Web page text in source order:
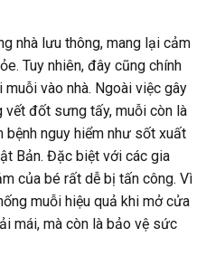
nhà lưu thông, mang lại cảm
Tuy nhiên, đây cũng chính
vào nhà. Ngoài việc gây
vết đốt sưng tấy, muỗi còn là
bệnh nguy hiểm như sốt xuất
Bản. Đặc biệt với các gia
của bé rất dễ bị tấn công. Vì
muỗi hiệu quả khi mở cửa
mái, mà còn là bảo vệ sức